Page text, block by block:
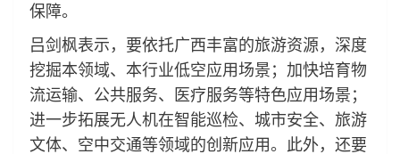
保障。
吕剑枫表示，要依托广西丰富的旅游资源，深度
挖掘本领域、本行业低空应用场景；加快培育物
流运输、公共服务、医疗服务等特色应用场景；
进一步拓展无人机在智能巡检、城市安全、旅游
文体、空中交通等领域的创新应用。此外，还要